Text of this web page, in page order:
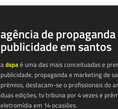
agência de propaganda
publicidade em santos
adspaé uma das mais conceituadas e
publicidade, propaganda e marketing de
prêmios, destacam-se o profissionais do
duas edições, tv tribuna por 4 vezes e
eletromídia em 14 ocasiões.